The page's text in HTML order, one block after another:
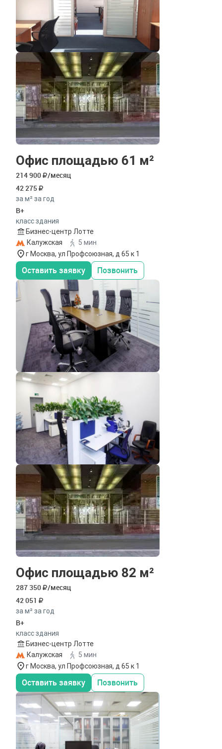
Офис площадью 61 м²
214 900
/месяц
42 275
за м² за год
B+
класс здания
Бизнес-центр Лотте
Калужская
5 мин
г Москва, ул Профсоюзная, д 65 к 1
Оставить заявку Позвонить
Офис площадью 82 м²
287 350
/месяц
42 051
за м² за год
B+
класс здания
Бизнес-центр Лотте
Калужская
5 мин
г Москва, ул Профсоюзная, д 65 к 1
Оставить заявку Позвонить